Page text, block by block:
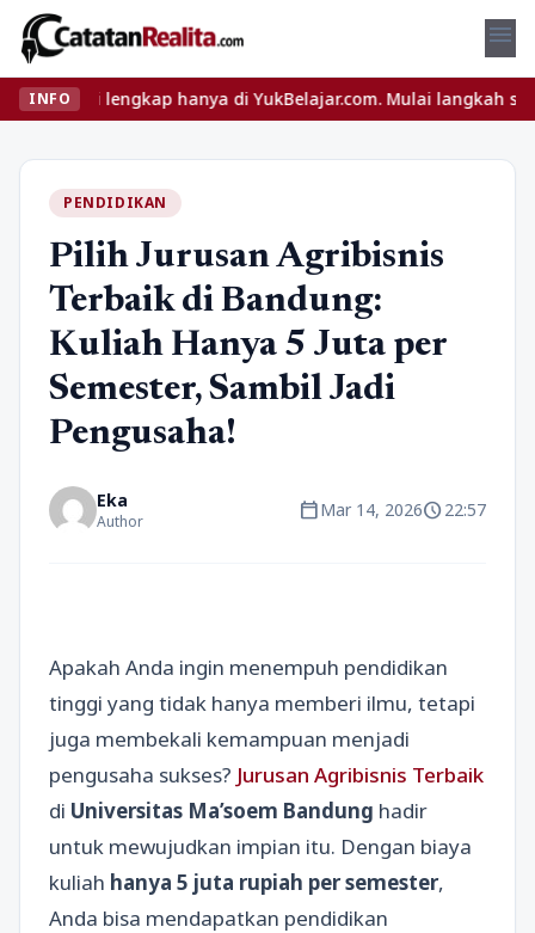
menu
INFO hanya di YukBelajar.com. Mulai langkah suksesmu
PENDIDIKAN
Pilih Jurusan Agribisnis
Terbaik di Bandung:
Kuliah Hanya 5 Juta per
Semester, Sambil Jadi
Pengusaha!
Eka
Author calendar_todayMar 14, 2026schedule22:57
Apakah Anda ingin menempuh pendidikan
tinggi yang tidak hanya memberi ilmu, tetapi
juga membekali kemampuan menjadi
pengusaha sukses? Jurusan Agribisnis Terbaik
di Universitas Ma’soem Bandung hadir
untuk mewujudkan impian itu. Dengan biaya
kuliah hanya 5 juta rupiah per semester,
Anda bisa mendapatkan pendidikan